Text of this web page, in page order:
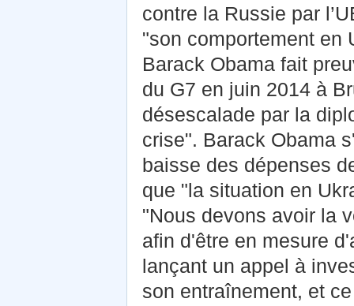
contre la Russie par
"son comportement en
Barack Obama fait
du G7 en juin 2014 à
désescalade par la
crise". Barack Obama
baisse des dépenses
que "la situation en
"Nous devons avoir la
afin d'être en mesure
lançant un appel à
son entraînement, et